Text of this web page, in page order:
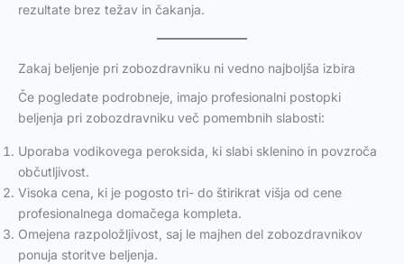
rezultate brez težav in čakanja.
Zakaj beljenje pri zobozdravniku ni vedno najboljša izbira
Če pogledate podrobneje, imajo profesionalni postopki
beljenja pri zobozdravniku več pomembnih slabosti:
Uporaba vodikovega peroksida, ki slabi sklenino in povzroča
občutljivost.
Visoka cena, ki je pogosto tri- do štirikrat višja od cene
profesionalnega domačega kompleta.
Omejena razpoložljivost, saj le majhen del zobozdravnikov
ponuja storitve beljenja.